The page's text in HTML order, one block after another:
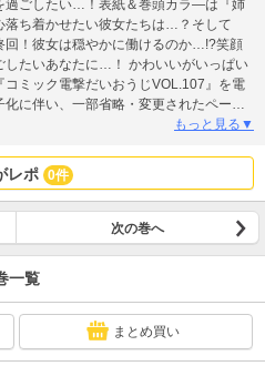
過ごしたい…！表紙＆巻頭カラ―は『姉
落ち着かせたい彼女たちは…？そして
回！彼女は穏やかに働けるのか…!?笑顔
したいあなたに…！ かわいいがいっぱい
ミック電撃だいおうじVOL.107』を電
に伴い、一部省略・変更されたページ
付録はついておりませんのでご注意くだ
受付、イベントなどは終了している場
もっと見る▼
レポ 0件
次の巻へ
一覧
まとめ買い